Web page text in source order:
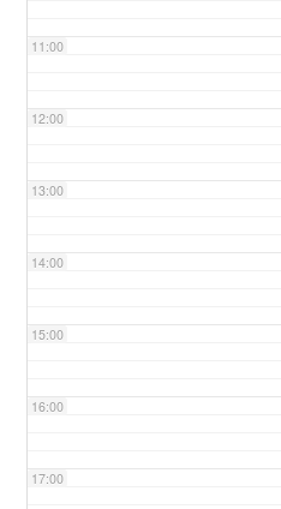
11:00
12:00
13:00
14:00
15:00
16:00
17:00